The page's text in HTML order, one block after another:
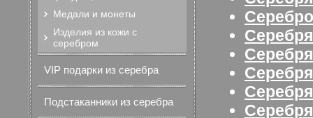
Медали и монеты
Изделия из кожи с
серебром
VIP подарки из серебра
Подстаканники из серебра